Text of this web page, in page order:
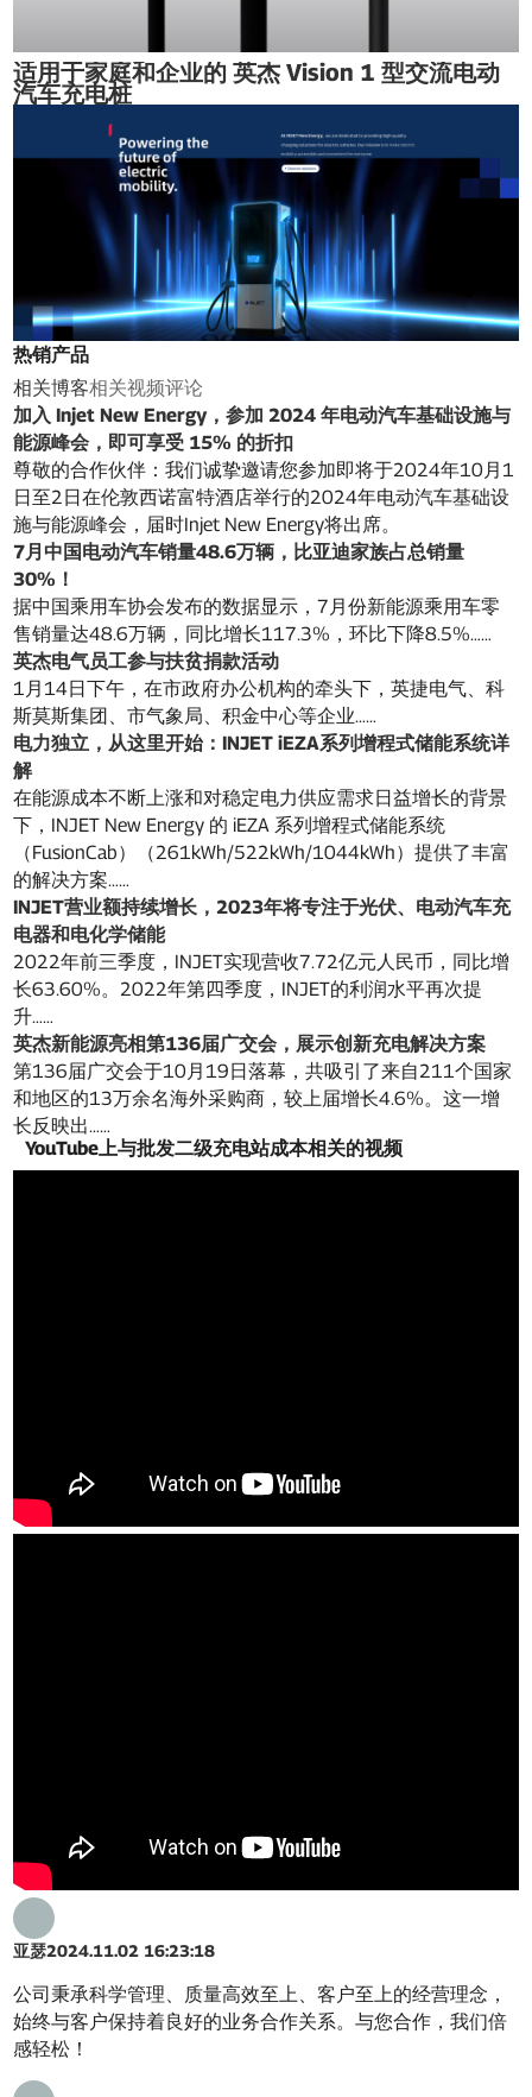
适用于家庭和企业的 英杰 Vision 1 型交流电动
汽车充电桩
热销产品
相关博客相关视频评论
加入 Injet New Energy，参加 2024 年电动汽车基础设施与
能源峰会，即可享受 15% 的折扣
尊敬的合作伙伴：我们诚挚邀请您参加即将于2024年10月1
日至2日在伦敦西诺富特酒店举行的2024年电动汽车基础设
施与能源峰会，届时Injet New Energy将出席。
7月中国电动汽车销量48.6万辆，比亚迪家族占总销量
30%！
据中国乘用车协会发布的数据显示，7月份新能源乘用车零
售销量达48.6万辆，同比增长117.3%，环比下降8.5%……
英杰电气员工参与扶贫捐款活动
1月14日下午，在市政府办公机构的牵头下，英捷电气、科
斯莫斯集团、市气象局、积金中心等企业……
电力独立，从这里开始：INJET iEZA系列增程式储能系统详
解
在能源成本不断上涨和对稳定电力供应需求日益增长的背景
下，INJET New Energy 的 iEZA 系列增程式储能系统
（FusionCab）（261kWh/522kWh/1044kWh）提供了丰富
的解决方案……
INJET营业额持续增长，2023年将专注于光伏、电动汽车充
电器和电化学储能
2022年前三季度，INJET实现营收7.72亿元人民币，同比增
长63.60%。2022年第四季度，INJET的利润水平再次提
升……
英杰新能源亮相第136届广交会，展示创新充电解决方案
第136届广交会于10月19日落幕，共吸引了来自211个国家
和地区的13万余名海外采购商，较上届增长4.6%。这一增
长反映出……
YouTube上与批发二级充电站成本相关的视频
亚瑟2024.11.02 16:23:18
公司秉承科学管理、质量高效至上、客户至上的经营理念，
始终与客户保持着良好的业务合作关系。与您合作，我们倍
感轻松！